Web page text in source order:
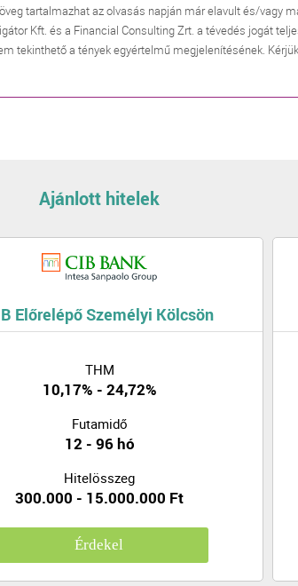
tartalmazhat az olvasás napján már elavult és/vagy
Kft. és a Financial Consulting Zrt. a tévedés jogát
tekinthető a tények egyértelmű megjelenítésének.
Ajánlott hitelek
Előrelépő Személyi Kölcsön
THM
10,17% - 24,72%
Futamidő
12 - 96 hó
Hitelösszeg
300.000 - 15.000.000 Ft
Érdekel